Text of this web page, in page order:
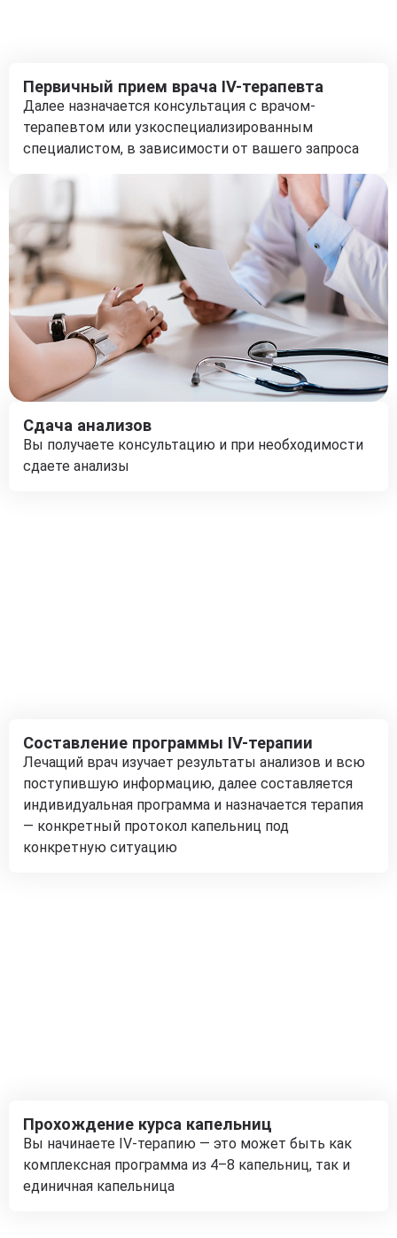
Первичный прием врача IV-терапевта
Далее назначается консультация с врачом-
терапевтом или узкоспециализированным
специалистом, в зависимости от вашего запроса
Сдача анализов
Вы получаете консультацию и при необходимости
сдаете анализы
Составление программы IV-терапии
Лечащий врач изучает результаты анализов и всю
поступившую информацию, далее составляется
индивидуальная программа и назначается терапия
— конкретный протокол капельниц под
конкретную ситуацию
Прохождение курса капельниц
Вы начинаете IV-терапию — это может быть как
комплексная программа из 4–8 капельниц, так и
единичная капельница